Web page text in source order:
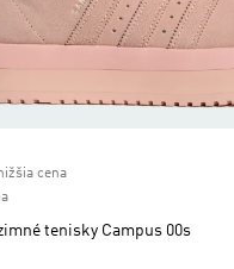
cena
tenisky Campus 00s